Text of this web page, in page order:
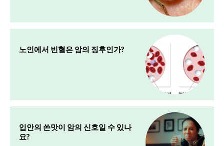
노인에서 빈혈은 암의 징후인가?
입안의 쓴맛이 암의 신호일 수 있나
요?